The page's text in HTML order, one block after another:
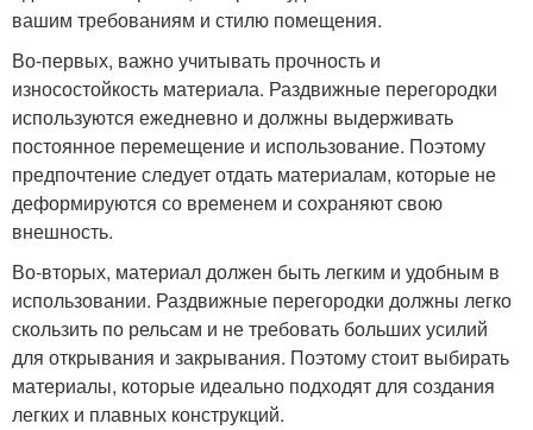
вашим требованиям и стилю помещения.
Во-первых, важно учитывать прочность и
износостойкость материала. Раздвижные перегородки
используются ежедневно и должны выдерживать
постоянное перемещение и использование. Поэтому
предпочтение следует отдать материалам, которые не
деформируются со временем и сохраняют свою
внешность.
Во-вторых, материал должен быть легким и удобным в
использовании. Раздвижные перегородки должны легко
скользить по рельсам и не требовать больших усилий
для открывания и закрывания. Поэтому стоит выбирать
материалы, которые идеально подходят для создания
легких и плавных конструкций.